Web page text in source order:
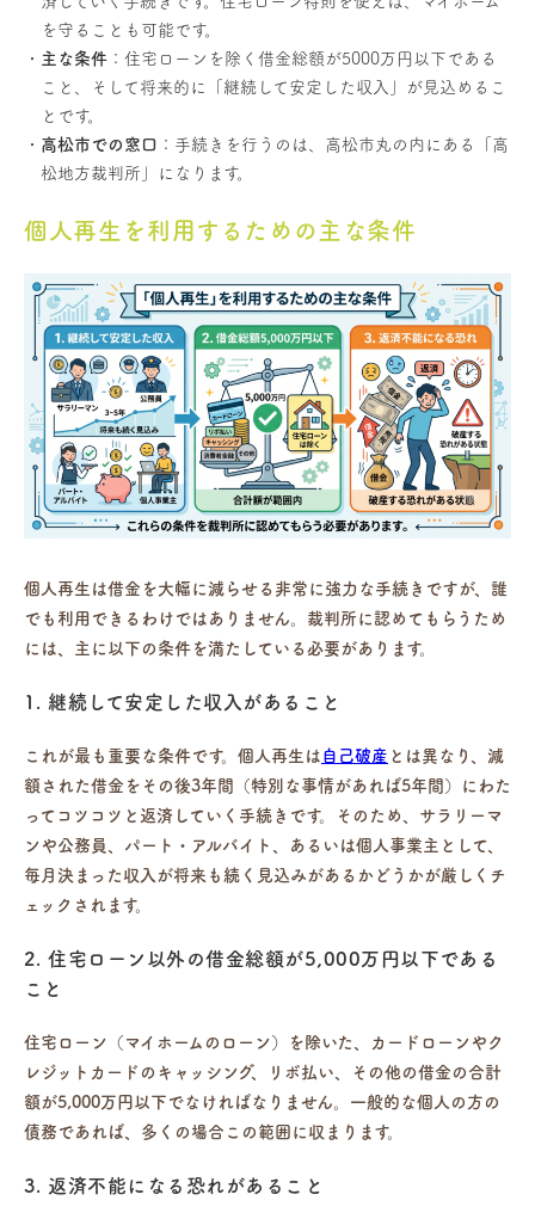
を守ることも可能です。
主な条件 ：住宅ローンを除く借金総額が5000万円以下である
こと、そして将来的に「継続して安定した収入」が見込めるこ
とです。
高松市での窓口 ：手続きを行うのは、高松市丸の内にある「高
松地方裁判所」になります。
個人再生を利用するための主な条件
個人再生は借金を大幅に減らせる非常に強力な手続きですが、誰
でも利用できるわけではありません。裁判所に認めてもらうため
には、主に以下の条件を満たしている必要があります。
1. 継続して安定した収入があること
これが最も重要な条件です。個人再生は 自己破産 とは異なり、減
額された借金をその後3年間（特別な事情があれば5年間）にわた
ってコツコツと返済していく手続きです。そのため、サラリーマ
ンや公務員、パート・アルバイト、あるいは個人事業主として、
毎月決まった収入が将来も続く見込みがあるかどうかが厳しくチ
ェックされます。
2. 住宅ローン以外の借金総額が5,000万円以下である
こと
住宅ローン（マイホームのローン）を除いた、カードローンやク
レジットカードのキャッシング、リボ払い、その他の借金の合計
額が5,000万円以下でなければなりません。一般的な個人の方の
債務であれば、多くの場合この範囲に収まります。
3. 返済不能になる恐れがあること